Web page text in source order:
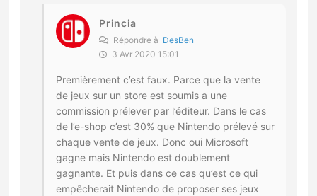
Princia
Répondre à DesBen
3 Avr 2020 15:01
Premièrement c’est faux. Parce que la vente
de jeux sur un store est soumis a une
commission prélever par l’éditeur. Dans le cas
de l’e-shop c’est 30% que Nintendo prélevé sur
chaque vente de jeux. Donc oui Microsoft
gagne mais Nintendo est doublement
gagnante. Et puis dans ce cas qu’est ce qui
empêcherait Nintendo de proposer ses jeux